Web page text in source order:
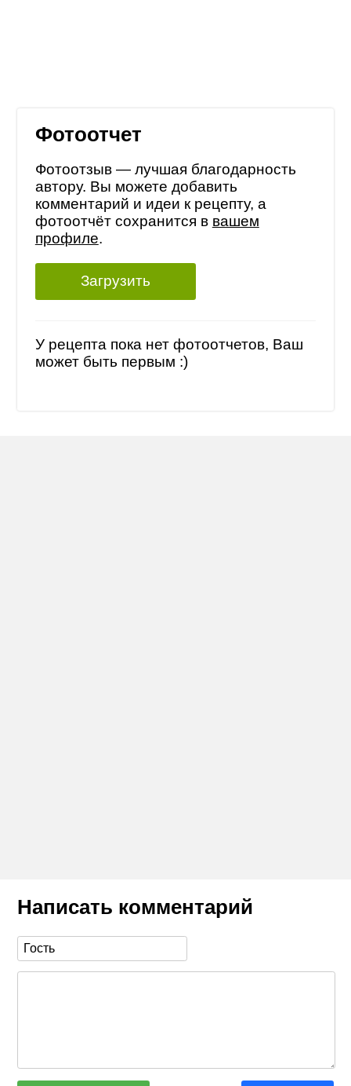
Фотоотчет
Фотоотзыв — лучшая благодарность
автору. Вы можете добавить
комментарий и идеи к рецепту, а
фотоотчёт сохранится в вашем
профиле.
Загрузить
У рецепта пока нет фотоотчетов, Ваш
может быть первым :)
Написать комментарий